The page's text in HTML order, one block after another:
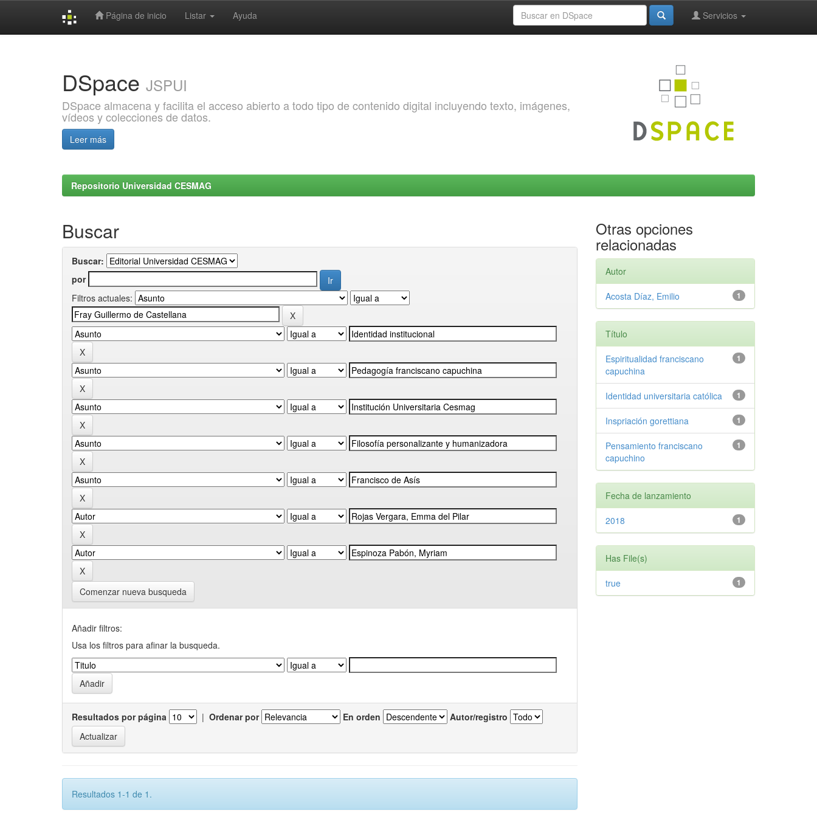
Página de inicio Listar Ayuda Servicios
DSpace JSPUI
DSpace almacena y facilita el acceso abierto a todo tipo de contenido digital incluyendo texto, imágenes,
vídeos y colecciones de datos.
Leer más
Repositorio Universidad CESMAG
Buscar
Buscar:
por
Filtros actuales:
Comenzar nueva busqueda
Añadir filtros:
Usa los filtros para afinar la busqueda.
Resultados por página | Ordenar por En orden Autor/registro
Resultados 1-1 de 1.
Otras opciones
relacionadas
Autor
1
Acosta Díaz, Emilio
Título
1
Espiritualidad franciscano
capuchina
1
Identidad universitaria católica
1
Inspriación gorettiana
1
Pensamiento franciscano
capuchino
Fecha de lanzamiento
1
2018
Has File(s)
1
true